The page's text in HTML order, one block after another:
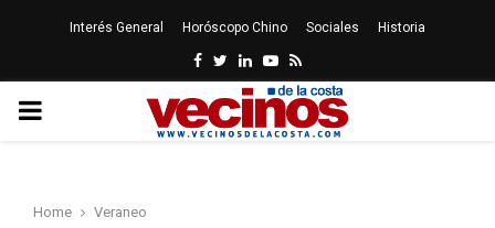
Interés General Horóscopo Chino Sociales Historia
Facebook
Twitter
LinkedinYoutube
Rss
PRIMARY
Home Veraneo